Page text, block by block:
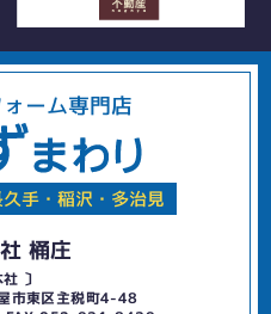
ーム専門店
手・稲沢・多治見
桶庄
社 〕
市東区主税町4-48